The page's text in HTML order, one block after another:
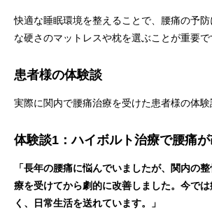
快適な睡眠環境を整えることで、腰痛の予
な硬さのマットレスや枕を選ぶことが重要で
患者様の体験談
実際に関内で腰痛治療を受けた患者様の体験
体験談1：ハイボルト治療で腰痛
「長年の腰痛に悩んでいましたが、関内の
療を受けてから劇的に改善しました。今で
く、日常生活を送れています。」